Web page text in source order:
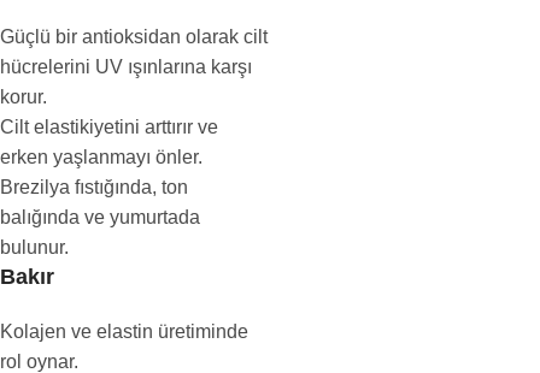
Güçlü bir antioksidan olarak cilt
hücrelerini UV ışınlarına karşı
korur.
Cilt elastikiyetini arttırır ve
erken yaşlanmayı önler.
Brezilya fıstığında, ton
balığında ve yumurtada
bulunur.
Bakır
Kolajen ve elastin üretiminde
rol oynar.